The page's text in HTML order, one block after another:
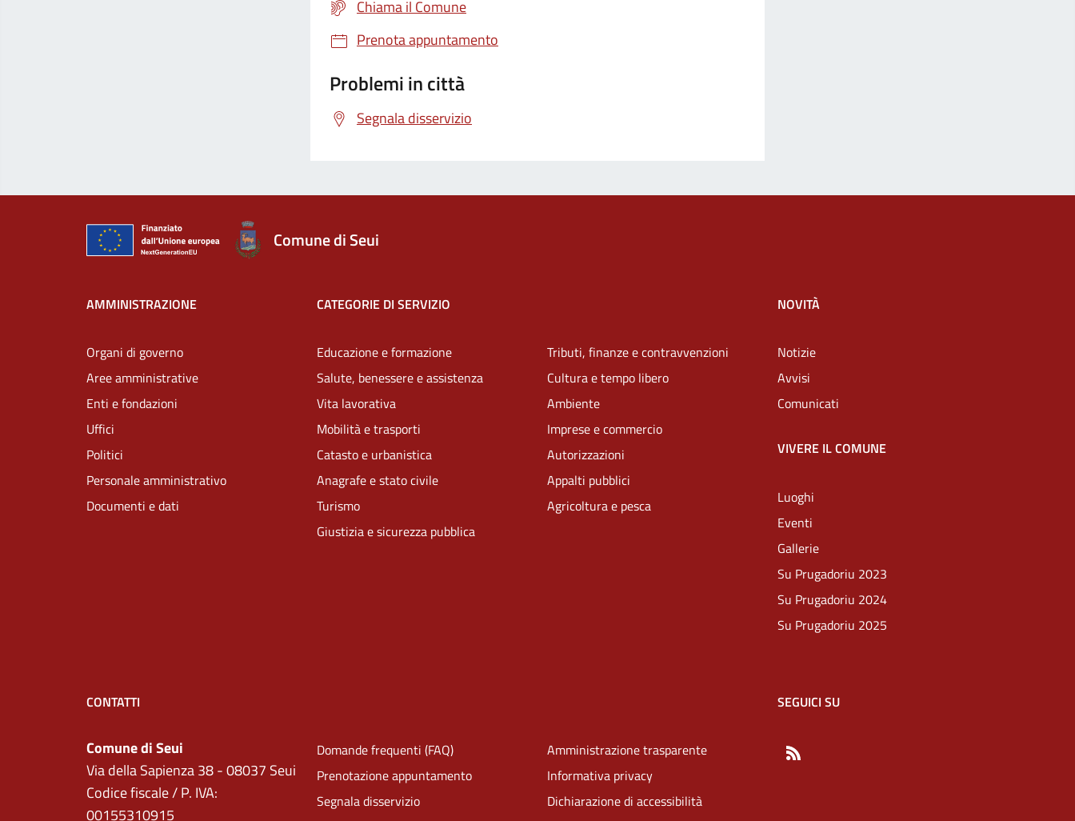
Chiama il Comune
Prenota appuntamento
Problemi in città
Segnala disservizio
Comune di Seui
AMMINISTRAZIONE
Organi di governo
Aree amministrative
Enti e fondazioni
Uffici
Politici
Personale amministrativo
Documenti e dati
CATEGORIE DI SERVIZIO
Educazione e formazione
Salute, benessere e assistenza
Vita lavorativa
Mobilità e trasporti
Catasto e urbanistica
Anagrafe e stato civile
Turismo
Giustizia e sicurezza pubblica
Tributi, finanze e contravvenzioni
Cultura e tempo libero
Ambiente
Imprese e commercio
Autorizzazioni
Appalti pubblici
Agricoltura e pesca
NOVITÀ
Notizie
Avvisi
Comunicati
VIVERE IL COMUNE
Luoghi
Eventi
Gallerie
Su Prugadoriu 2023
Su Prugadoriu 2024
Su Prugadoriu 2025
CONTATTI
Comune di Seui
Via della Sapienza 38 - 08037 Seui
Codice fiscale / P. IVA:
00155310915
Domande frequenti (FAQ)
Prenotazione appuntamento
Segnala disservizio
Amministrazione trasparente
Informativa privacy
Dichiarazione di accessibilità
SEGUICI SU